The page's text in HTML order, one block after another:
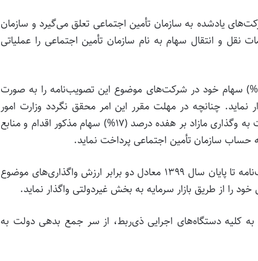
یادشده به سازمان تأمین اجتماعی تعلق می‌گیرد و سازمان
و انتقال سهام به نام سازمان تأمین اجتماعی را عملیاتی
۶- سازمان تأمین اجتماعی مکلف است مازاد بر هفده درصد (۱۷%) سهام خود در شرکت‌های موضوع این تصویب‌نامه را به صورت
به بخش غیردولتی واگذار نماید. چنانچه در مهلت مقرر این امر محقق نگردد وزارت امور
اقتصادی و دارایی (سازمان خصوصی‌سازی) مجاز است رأساً نسبت به وگذاری مازاد بر هفده درصد (۱۷%) سهام مذکور اقدام و منابع
حساب سازمان تأمین اجتماعی پرداخت نماید.
۷- سازمان تأمین اجتماعی موظف است از تاریخ ابلاغ این تصویب‌نامه تا پایان سال ۱۳۹۹ معادل دو برابر ارزش واگذاری‌های موضوع
را از طریق بازار سرمایه به بخش غیردولتی واگذار نماید.
کلیه دستگاه‌های اجرایی ذی‌ربط، از سر جمع بدهی دولت به